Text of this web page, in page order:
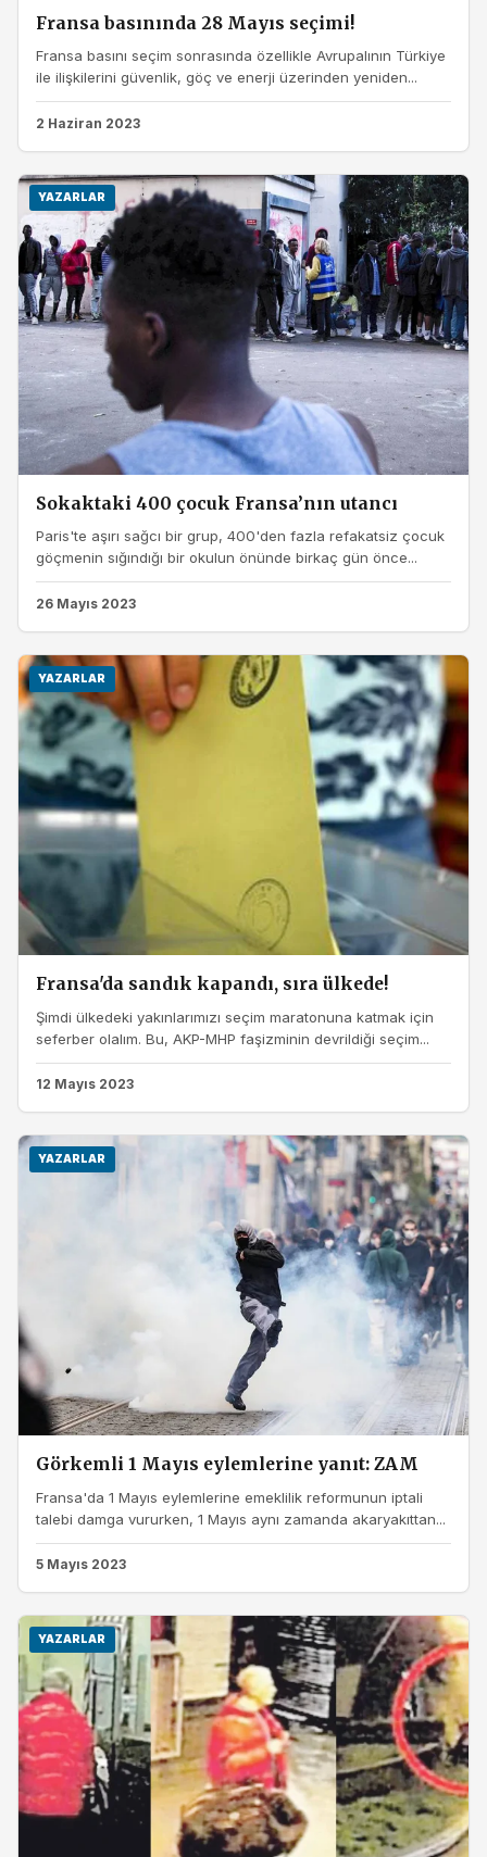
Fransa basınında 28 Mayıs seçimi!
Fransa basını seçim sonrasında özellikle Avrupalının Türkiye
ile ilişkilerini güvenlik, göç ve enerji üzerinden yeniden...
2 Haziran 2023
YAZARLAR
Sokaktaki 400 çocuk Fransa’nın utancı
Paris'te aşırı sağcı bir grup, 400'den fazla refakatsiz çocuk
göçmenin sığındığı bir okulun önünde birkaç gün önce...
26 Mayıs 2023
YAZARLAR
Fransa'da sandık kapandı, sıra ülkede!
Şimdi ülkedeki yakınlarımızı seçim maratonuna katmak için
seferber olalım. Bu, AKP-MHP faşizminin devrildiği seçim...
12 Mayıs 2023
YAZARLAR
Görkemli 1 Mayıs eylemlerine yanıt: ZAM
Fransa'da 1 Mayıs eylemlerine emeklilik reformunun iptali
talebi damga vururken, 1 Mayıs aynı zamanda akaryakıttan...
5 Mayıs 2023
YAZARLAR